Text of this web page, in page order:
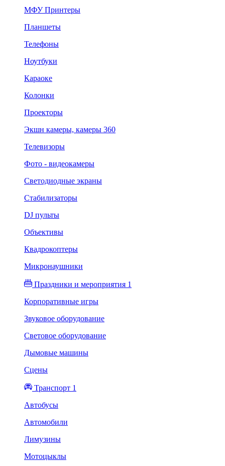
МФУ Принтеры
Планшеты
Телефоны
Ноутбуки
Караоке
Колонки
Проекторы
Экшн камеры, камеры 360
Телевизоры
Фото - видеокамеры
Светодиодные экраны
Стабилизаторы
DJ пульты
Объективы
Квадрокоптеры
Микронаушники
Праздники и мероприятия 1
Корпоративные игры
Звуковое оборудование
Световое оборудование
Дымовые машины
Сцены
Транспорт 1
Автобусы
Автомобили
Лимузины
Мотоцыклы